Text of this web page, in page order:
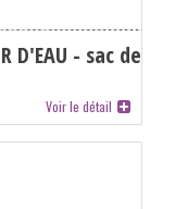
D'EAU - sac de
Voir le détail